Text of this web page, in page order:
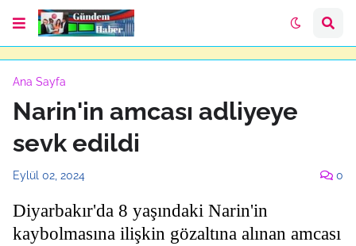
Ana Sayfa
Narin'in amcası adliyeye
sevk edildi
Eylül 02, 2024 0
Diyarbakır'da 8 yaşındaki Narin'in
kaybolmasına ilişkin gözaltına alınan amcası